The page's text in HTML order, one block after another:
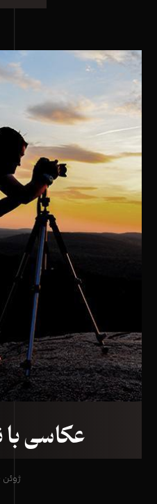
عکاسی با
ژوئن ۱۰, ۲۰۱۷